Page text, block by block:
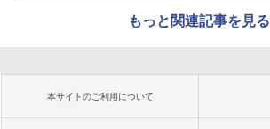
もっと関連記事を見る
本サイトのご利用について